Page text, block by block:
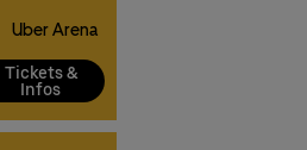
Uber Arena
Tickets &
Infos